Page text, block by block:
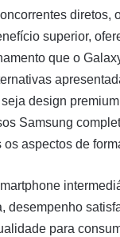
diretos,
superior,
que o
design
Samsung
aspectos de
desempenho
para